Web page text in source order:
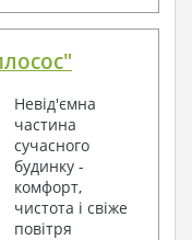
Невід'ємна
частина
сучасного
будинку -
комфорт,
чистота і свіже
повітря